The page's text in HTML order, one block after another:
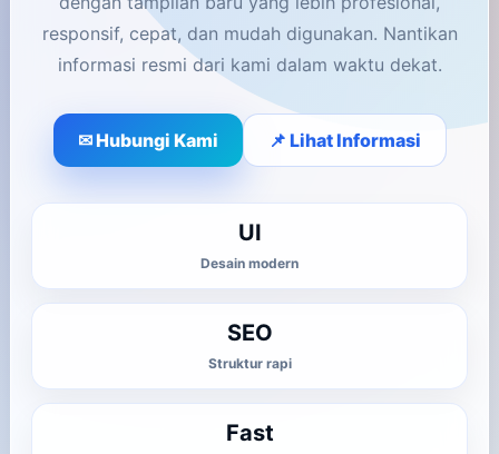
responsif, cepat, dan mudah digunakan. Nantikan
informasi resmi dari kami dalam waktu dekat.
✉ Hubungi Kami 📌 Lihat Informasi
UI
Desain modern
SEO
Struktur rapi
Fast